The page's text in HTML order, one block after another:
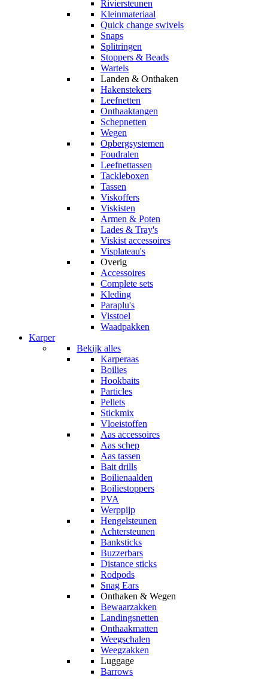
Riviersteunen
Kleinmateriaal
Quick change swivels
Snaps
Splitringen
Stoppers & Beads
Wartels
Landen & Onthaken
Hakenstekers
Leefnetten
Onthaaktangen
Schepnetten
Wegen
Opbergsystemen
Foudralen
Leefnettassen
Tackleboxen
Tassen
Viskoffers
Viskisten
Armen & Poten
Lades & Tray's
Viskist accessoires
Visplateau's
Overig
Accessoires
Complete sets
Kleding
Paraplu's
Visstoel
Waadpakken
Karper
Bekijk alles
Karperaas
Boilies
Hookbaits
Particles
Pellets
Stickmix
Vloeistoffen
Aas accessoires
Aas schep
Aas tassen
Bait drills
Boilienaalden
Boiliestoppers
PVA
Werppijp
Hengelsteunen
Achtersteunen
Banksticks
Buzzerbars
Distance sticks
Rodpods
Snag Ears
Onthaken & Wegen
Bewaarzakken
Landingsnetten
Onthaakmatten
Weegschalen
Weegzakken
Luggage
Barrows